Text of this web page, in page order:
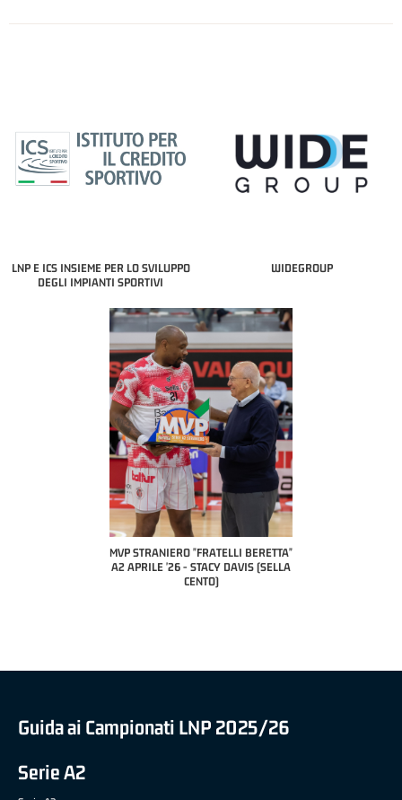
LNP E ICS INSIEME PER LO SVILUPPO
DEGLI IMPIANTI SPORTIVI
WIDEGROUP
"FRATELLI BERETTA"
STACY DAVIS (SELLA
MVP "FRATELLI BERETTA" SAMUEL
DILAS B NAZIONALE APRILE '26 -
MARCO RESTELLI (TAV TREVIGLIO
Guida ai Campionati LNP 2025/26
Serie A2